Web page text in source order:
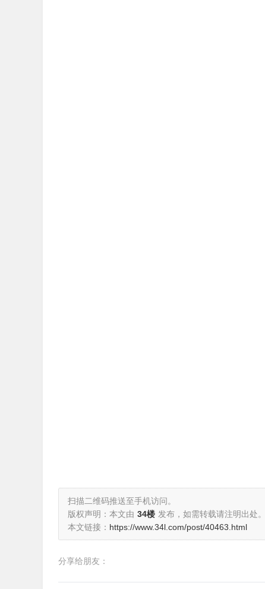
扫描二维码推送至手机访问。
版权声明：本文由 34楼 发布，如需转载请注明出处。
本文链接： https://www.34l.com/post/40463.html
分享给朋友：